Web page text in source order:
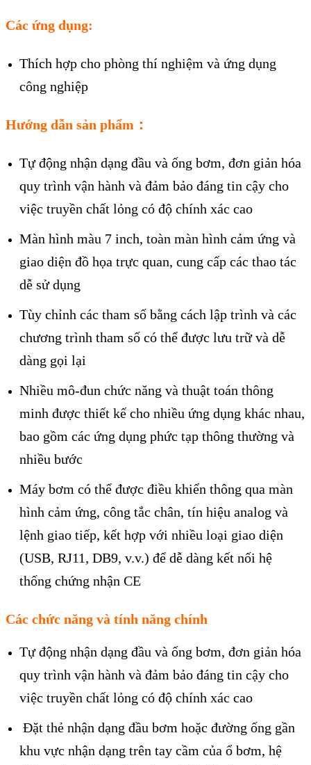
Các ứng dụng:
Thích hợp cho phòng thí nghiệm và ứng dụng
công nghiệp
Hướng dẫn sản phẩm：
Tự động nhận dạng đầu và ống bơm, đơn giản hóa
quy trình vận hành và đảm bảo đáng tin cậy cho
việc truyền chất lỏng có độ chính xác cao
Màn hình màu 7 inch, toàn màn hình cảm ứng và
giao diện đồ họa trực quan, cung cấp các thao tác
dễ sử dụng
Tùy chỉnh các tham số bằng cách lập trình và các
chương trình tham số có thể được lưu trữ và dễ
dàng gọi lại
Nhiều mô-đun chức năng và thuật toán thông
minh được thiết kế cho nhiều ứng dụng khác nhau,
bao gồm các ứng dụng phức tạp thông thường và
nhiều bước
Máy bơm có thể được điều khiển thông qua màn
hình cảm ứng, công tắc chân, tín hiệu analog và
lệnh giao tiếp, kết hợp với nhiều loại giao diện
(USB, RJ11, DB9, v.v.) để dễ dàng kết nối hệ
thống chứng nhận CE
Các chức năng và tính năng chính
Tự động nhận dạng đầu và ống bơm, đơn giản hóa
quy trình vận hành và đảm bảo đáng tin cậy cho
việc truyền chất lỏng có độ chính xác cao
Đặt thẻ nhận dạng đầu bơm hoặc đường ống gần
khu vực nhận dạng trên tay cầm của ổ bơm, hệ